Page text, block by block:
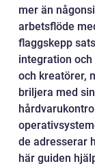
mer än
arbetsflöde
flaggskepp
integration
och kreatörer,
briljera med
de adresserar
här guiden